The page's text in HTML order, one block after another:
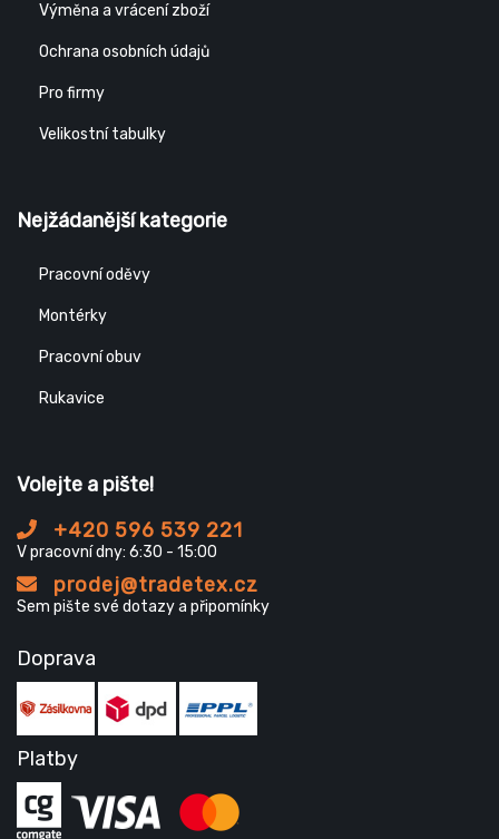
Výměna a vrácení zboží
Ochrana osobních údajů
Pro firmy
Velikostní tabulky
Nejžádanější kategorie
Pracovní oděvy
Montérky
Pracovní obuv
Rukavice
Volejte a pište!
+420 596 539 221
V pracovní dny: 6:30 - 15:00
prodej@tradetex.cz
Sem pište své dotazy a připomínky
Doprava
Platby